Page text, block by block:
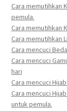
Cara memutihkan
pemula.
Cara memutihkan
Cara memutihkan
Cara mencuci
Cara mencuci
hari
Cara mencuci
Cara mencuci
untuk pemula.